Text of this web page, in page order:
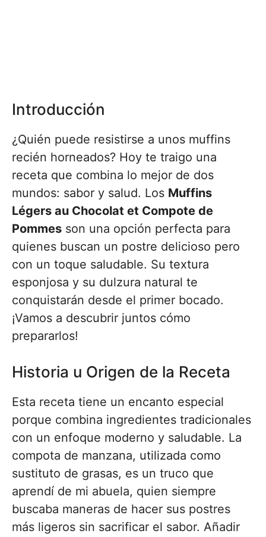
Introducción
¿Quién puede resistirse a unos muffins
recién horneados? Hoy te traigo una
receta que combina lo mejor de dos
mundos: sabor y salud. Los Muffins
Légers au Chocolat et Compote de
Pommes son una opción perfecta para
quienes buscan un postre delicioso pero
con un toque saludable. Su textura
esponjosa y su dulzura natural te
conquistarán desde el primer bocado.
¡Vamos a descubrir juntos cómo
prepararlos!
Historia u Origen de la Receta
Esta receta tiene un encanto especial
porque combina ingredientes tradicionales
con un enfoque moderno y saludable. La
compota de manzana, utilizada como
sustituto de grasas, es un truco que
aprendí de mi abuela, quien siempre
buscaba maneras de hacer sus postres
más ligeros sin sacrificar el sabor. Añadir